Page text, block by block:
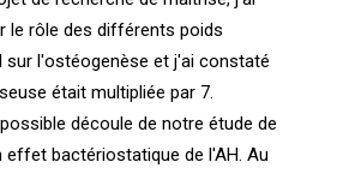
le rôle des différents poids
sur l'ostéogenèse et j'ai constaté
était multipliée par 7.
découle de notre étude de
effet bactériostatique de l'AH. Au